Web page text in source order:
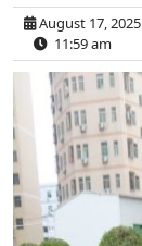
August 17, 2025
11:59 am